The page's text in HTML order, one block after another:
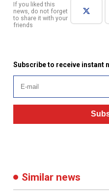
If you liked this
news, do not forget
to share it with your
friends
Subscribe to receive instant
Similar news